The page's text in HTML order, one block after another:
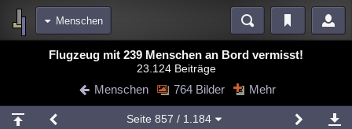
Menschen
Diskussionen Blogs Videos
Chat Wiki Neuigkeiten
meine Rubriken
Flugzeug mit 239 Menschen an Bord vermisst!
23.124 Beiträge
Menschen 764 Bilder Mehr
Seite 857 / 1.184